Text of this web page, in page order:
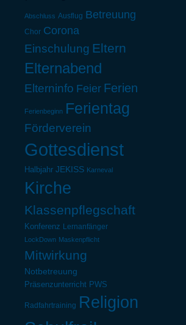
Abschluss Ausflug Betreuung
Chor Corona
Einschulung Eltern
Elternabend
Elterninfo Feier Ferien
Ferienbeginn Ferientag
Förderverein
Gottesdienst
Halbjahr JEKISS Karneval
Kirche
Klassenpflegschaft
Konferenz Lernanfänger
LockDown Maskenpflicht
Mitwirkung
Notbetreuung
Präsenzunterricht PWS
Radfahrtraining Religion